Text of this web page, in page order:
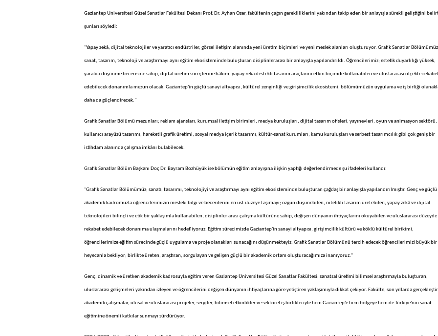
Gaziantep Üniversitesi Güzel Sanatlar Fakültesi Dekanı Prof. Dr. Ayhan Özer, fakültenin çağın gerekliliklerini yakından takip eden bir anlayışla sürekli geliştiğini
şunları söyledi:
"Yapay zekâ, dijital teknolojiler ve yaratıcı endüstriler, görsel iletişim alanında yeni üretim biçimleri ve yeni meslek alanları oluşturuyor. Grafik Sanatlar
sanat, tasarım, teknoloji ve araştırmayı aynı eğitim ekosisteminde buluşturan disiplinlerarası bir anlayışla yapılandırıldı. Öğrencilerimiz; estetik duyarlılığı yüksek,
yaratıcı düşünme becerisine sahip, dijital üretim süreçlerine hâkim, yapay zekâ destekli tasarım araçlarını etkin biçimde kullanabilen ve uluslararası ölçekte
edebilecek donanımla mezun olacak. Gaziantep'in güçlü sanayi altyapısı, kültürel zenginliği ve girişimcilik ekosistemi, bölümümüzün uygulama ve iş birliği
daha da güçlendirecek."
Grafik Sanatlar Bölümü mezunları; reklam ajansları, kurumsal iletişim birimleri, medya kuruluşları, dijital tasarım ofisleri, yayınevleri, oyun ve animasyon sektörü,
kullanıcı arayüzü tasarımı, hareketli grafik üretimi, sosyal medya içerik tasarımı, kültür-sanat kurumları, kamu kuruluşları ve serbest tasarımcılık gibi çok geniş bir
istihdam alanında çalışma imkânı bulabilecek.
Grafik Sanatlar Bölüm Başkanı Doç Dr. Bayram Bozhüyük ise bölümün eğitim anlayışına ilişkin yaptığı değerlendirmede şu ifadeleri kullandı:
"Grafik Sanatlar Bölümümüz; sanatı, tasarımı, teknolojiyi ve araştırmayı aynı eğitim ekosisteminde buluşturan çağdaş bir anlayışla yapılandırılmıştır. Genç ve güçlü
akademik kadromuzla öğrencilerimizin mesleki bilgi ve becerilerini en üst düzeye taşımayı; özgün düşünebilen, nitelikli tasarım üretebilen, yapay zekâ ve dijital
teknolojileri bilinçli ve etik bir yaklaşımla kullanabilen, disiplinler arası çalışma kültürüne sahip, değişen dünyanın ihtiyaçlarını okuyabilen ve uluslararası düzeyde
rekabet edebilecek donanıma ulaşmalarını hedefliyoruz. Eğitim sürecimizde Gaziantep'in sanayi altyapısı, girişimcilik kültürü ve köklü kültürel birikimi,
öğrencilerimize eğitim sürecinde güçlü uygulama ve proje olanakları sunacağını düşünmekteyiz. Grafik Sanatlar Bölümünü tercih edecek öğrencilerimizi büyük bir
heyecanla bekliyor; birlikte üreten, araştıran, sorgulayan ve gelişen güçlü bir akademik ortam oluşturacağımıza inanıyoruz."
Genç, dinamik ve üretken akademik kadrosuyla eğitim veren Gaziantep Üniversitesi Güzel Sanatlar Fakültesi; sanatsal üretimi bilimsel araştırmayla buluşturan,
uluslararası gelişmeleri yakından izleyen ve öğrencilerini değişen dünyanın ihtiyaçlarına göre yetiştiren yaklaşımıyla dikkat çekiyor. Fakülte, son yıllarda
akademik çalışmalar, ulusal ve uluslararası projeler, sergiler, bilimsel etkinlikler ve sektörel iş birlikleriyle hem Gaziantep'e hem bölgeye hem de Türkiye'nin sanat
eğitimine önemli katkılar sunmayı sürdürüyor.